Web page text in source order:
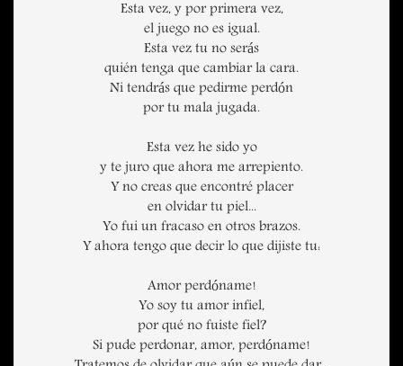
Esta vez, y por primera vez,
el juego no es igual.
Esta vez tu no serás
quién tenga que cambiar la cara.
Ni tendrás que pedirme perdón
por tu mala jugada.
Esta vez he sido yo
y te juro que ahora me arrepiento.
Y no creas que encontré placer
en olvidar tu piel...
Yo fui un fracaso en otros brazos.
Y ahora tengo que decir lo que dijiste tu:
Amor perdóname!
Yo soy tu amor infiel,
por qué no fuiste fiel?
Si pude perdonar, amor, perdóname!